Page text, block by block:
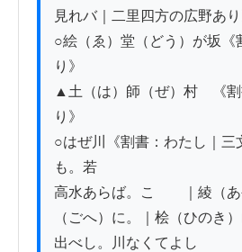
見れバ｜二里四方の広野あり
○絵（ゑ）堂（どう）が坂《
り》
▲土（は）師（ぜ）村　《
り》
○はぜ川《割書：わたし｜三
も。若
高水あらば。こゝゟ｜綾（
（ごへ）に。｜桧（ひのき
出べし。川なくてよし